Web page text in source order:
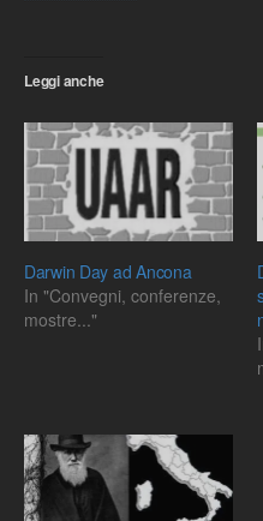
Leggi anche
Darwin Day ad Ancona
In "Convegni, conferenze,
mostre..."